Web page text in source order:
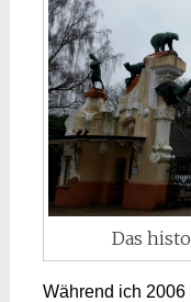
Das
Während ich 2006